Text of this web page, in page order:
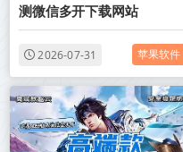
测微信多开下载网站
2026-07-31 苹果软件